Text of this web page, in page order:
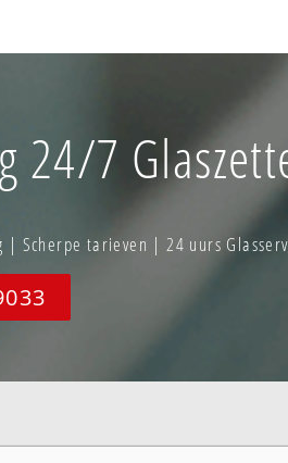
24/7
Scherpe tarieven | 24 uurs